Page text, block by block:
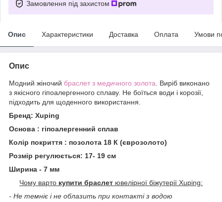
Замовлення під захистом
Опис Характеристики Доставка Оплата Умови
Опис
Модний жіночий браслет з медичного золота . Виріб виконано
з якісного гіпоалергенного сплаву. Не боїться води і корозії,
підходить для щоденного використання.
Бренд: Xuping
Основа : гіпоалергенний сплав
Колір покриття : позолота 18 К (єврозолото)
Розмір регулюється: 17- 19 см
Ширина - 7 мм
Чому варто купити браслет ювелірної біжутерії Xuping:
- Не темніє і не облазить при контакті з водою